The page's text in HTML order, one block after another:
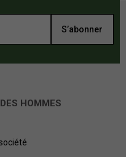
S’abonner
HOMMES